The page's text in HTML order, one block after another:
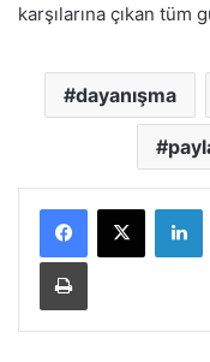
karşılarına çıkan
dayanışma
Yazdır